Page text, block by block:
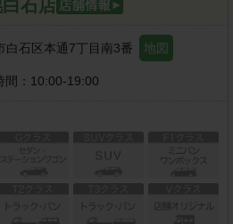
石店
白石区本通7丁目南3番 地図
： 10:00-19:00